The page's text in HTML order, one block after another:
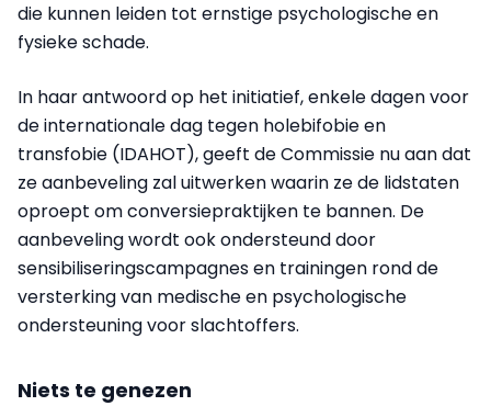
die kunnen leiden tot ernstige psychologische en
fysieke schade.
In haar antwoord op het initiatief, enkele dagen voor
de internationale dag tegen holebifobie en
transfobie (IDAHOT), geeft de Commissie nu aan dat
ze aanbeveling zal uitwerken waarin ze de lidstaten
oproept om conversiepraktijken te bannen. De
aanbeveling wordt ook ondersteund door
sensibiliseringscampagnes en trainingen rond de
versterking van medische en psychologische
ondersteuning voor slachtoffers.
Niets te genezen